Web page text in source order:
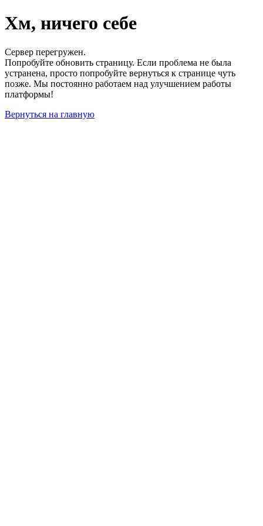
Хм, ничего себе
Сервер перегружен.
Попробуйте обновить страницу. Если проблема не была
устранена, просто попробуйте вернуться к странице чуть
позже. Мы постоянно работаем над улучшением работы
платформы!
Вернуться на главную